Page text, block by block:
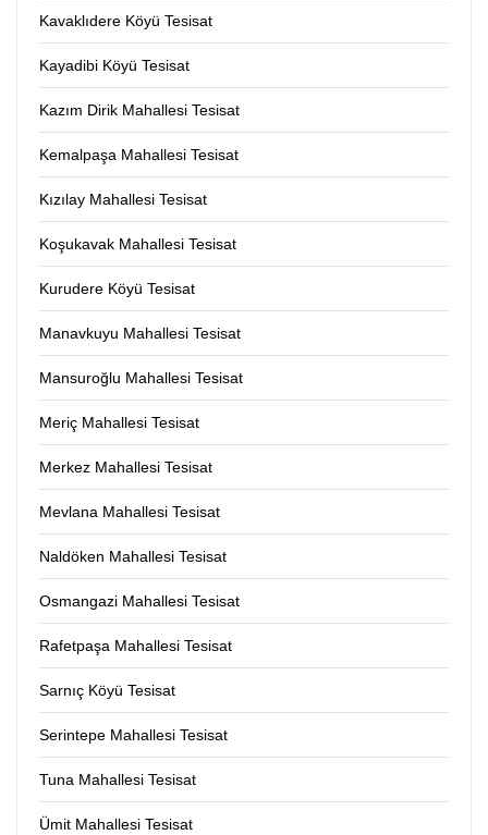
Kavaklıdere Köyü Tesisat
Kayadibi Köyü Tesisat
Kazım Dirik Mahallesi Tesisat
Kemalpaşa Mahallesi Tesisat
Kızılay Mahallesi Tesisat
Koşukavak Mahallesi Tesisat
Kurudere Köyü Tesisat
Manavkuyu Mahallesi Tesisat
Mansuroğlu Mahallesi Tesisat
Meriç Mahallesi Tesisat
Merkez Mahallesi Tesisat
Mevlana Mahallesi Tesisat
Naldöken Mahallesi Tesisat
Osmangazi Mahallesi Tesisat
Rafetpaşa Mahallesi Tesisat
Sarnıç Köyü Tesisat
Serintepe Mahallesi Tesisat
Tuna Mahallesi Tesisat
Ümit Mahallesi Tesisat